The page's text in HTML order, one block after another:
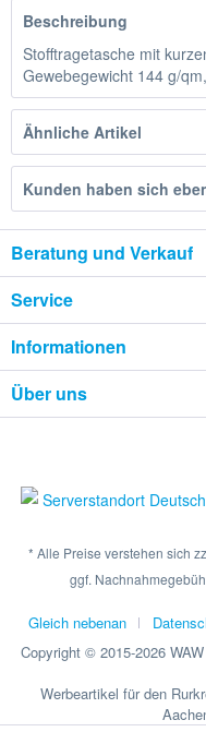
Beschreibung
Stofftragetasche mit
Gewebegewicht 144 g/
Ähnliche Artikel
Kunden haben sich
Beratung und Verkauf
Service
Informationen
Über uns
* Alle Preise verstehen sich
ggf.
Gleich nebenan
Copyright © 2015-2026
Werbeartikel für den